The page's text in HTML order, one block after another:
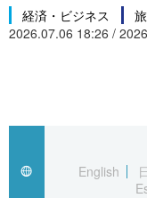
カテゴリー
国際
アーカイブ
Japan Data
国際・海外
文化
科学・技術
経済・ビジネス
2026.07.06 18:26 /
English